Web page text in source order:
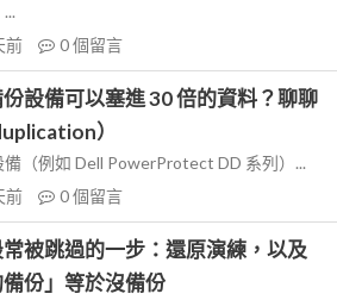
前 0個留言
設備可以塞進 30 倍的資料？聊聊
）
（例如 Dell PowerProtect DD 系列）...
前 0個留言
被跳過的一步：還原演練，以及
份」等於沒備份